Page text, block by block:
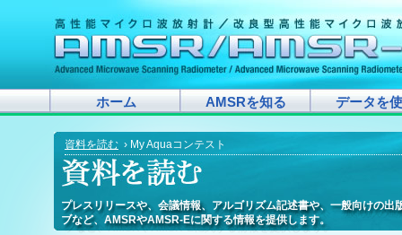
ホーム AMSRを知る データを
資料を読む › My Aquaコンテスト
プレスリリースや、会議情報、アルゴリズム記述書や、一般向けの出
ブなど、AMSRやAMSR-Eに関する情報を提供します。
プレスリリースや、会議情報、アルゴリズム記述書や、一般向けの出
ブなど、AMSRやAMSR-Eに関する情報を提供します。
プレスリリースや、会議情報、アルゴリズム記述書や、一般向けの
ブなど、AMSRやAMSR-Eに関する情報を提供します。
プレスリリースや、会議情報、アルゴリズム記述書や、一般向けの
ブなど、AMSRやAMSR-Eに関する情報を提供します。
プレスリリースや、会議情報、アルゴリズム記述書や、一般向けの
ブなど、AMSRやAMSR-Eに関する情報を提供します。
プレスリリースや、会議情報、アルゴリズム記述書や、一般向けの出
ブなど、AMSRやAMSR-Eに関する情報を提供します。
プレスリリースや、会議情報、アルゴリズム記述書や、一般向けの
ブなど、AMSRやAMSR-Eに関する情報を提供します。
プレスリリースや、会議情報、アルゴリズム記述書や、一般向けの
ブなど、AMSRやAMSR-Eに関する情報を提供します。
プレスリリースや、会議情報、アルゴリズム記述書や、一般向けの出
ブなど、AMSRやAMSR-Eに関する情報を提供します。
プレスリリースや、会議情報、アルゴリズム記述書や、一般向けの出
ブなど、AMSRやAMSR-Eに関する情報を提供します。
プレスリリースや、会議情報、アルゴリズム記述書や、一般向けの出
ブなど、AMSRやAMSR-Eに関する情報を提供します。
プレスリリースや、会議情報、アルゴリズム記述書や、一般向けの
ブなど、AMSRやAMSR-Eに関する情報を提供します。
プレスリリースや、会議情報、アルゴリズム記述書や、一般向けの出
ブなど、AMSRやAMSR-Eに関する情報を提供します。
プレスリリースや、会議情報、アルゴリズム記述書や、一般向けの出
ブなど、AMSRやAMSR-Eに関する情報を提供します。
プレスリリースや、会議情報、アルゴリズム記述書や、一般向けの
ブなど、AMSRやAMSR-Eに関する情報を提供します。
プレスリリースや、会議情報、アルゴリズム記述書や、一般向けの
ブなど、AMSRやAMSR-Eに関する情報を提供します。
プレスリリースや、会議情報、アルゴリズム記述書や、一般向けの出
ブなど、AMSRやAMSR-Eに関する情報を提供します。
プレスリリースや、会議情報、アルゴリズム記述書や、一般向けの出
ブなど、AMSRやAMSR-Eに関する情報を提供します。